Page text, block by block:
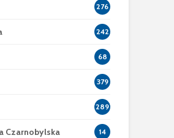
276
242
68
379
289
Czarnobylska 14